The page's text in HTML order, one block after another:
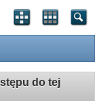
do tej